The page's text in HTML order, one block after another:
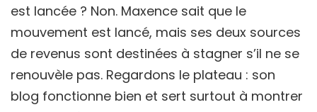
est lancée ? Non. Maxence sait que le
mouvement est lancé, mais ses deux sources
de revenus sont destinées à stagner s’il ne se
renouvèle pas. Regardons le plateau : son
blog fonctionne bien et sert surtout à montrer